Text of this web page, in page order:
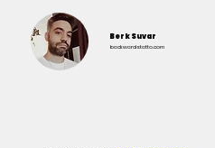
Berk Suvar
backwardstatto.com